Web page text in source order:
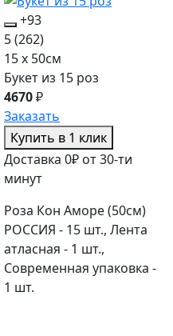
+93
5(262)
15 x 50см
Букет из 15 роз
4670₽
Заказать
Купить в 1 клик
Доставка 0₽ от 30-ти
минут
Роза Кон Аморе (50см)
РОССИЯ - 15 шт., Лента
атласная - 1 шт.,
Современная упаковка -
1 шт.